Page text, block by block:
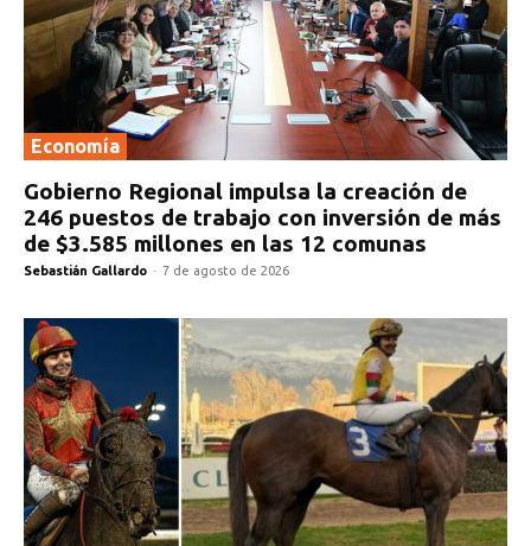
Economía
Gobierno Regional impulsa la creación de
246 puestos de trabajo con inversión de más
de $3.585 millones en las 12 comunas
Sebastián Gallardo - 7 de agosto de 2026